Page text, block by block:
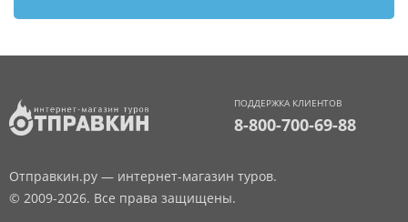
ПОДДЕРЖКА КЛИЕНТОВ
8-800-700-69-88
Отправкин.ру — интернет-магазин туров.
© 2009-2026. Все права защищены.